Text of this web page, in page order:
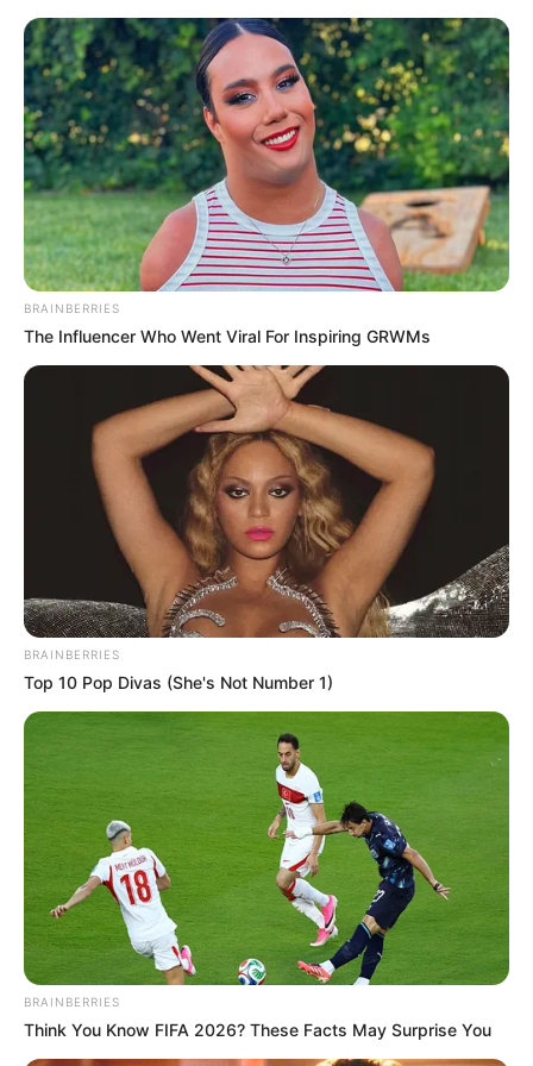
Como Fazer Puff de Tecido: Passo
a Passo Simples e Fácil
BRAINBERRIES
The Influencer Who Went Viral For Inspiring GRWMs
BRAINBERRIES
Top 10 Pop Divas (She's Not Number 1)
BRAINBERRIES
Think You Know FIFA 2026? These Facts May Surprise You